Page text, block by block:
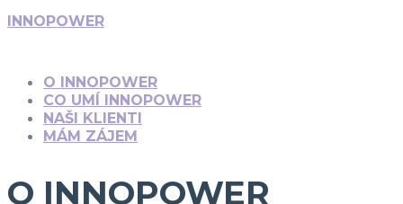
INNOPOWER
O INNOPOWER
CO UMÍ INNOPOWER
NAŠI KLIENTI
MÁM ZÁJEM
O INNOPOWER